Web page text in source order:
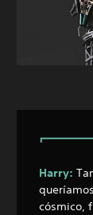
Harry:
cósmico,